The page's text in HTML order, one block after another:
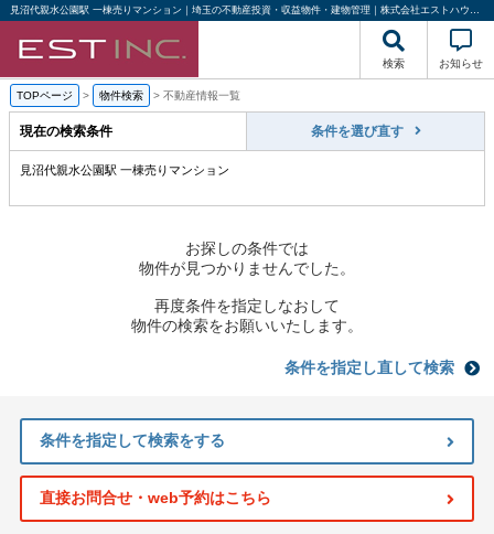
見沼代親水公園駅 一棟売りマンション｜埼玉の不動産投資・収益物件・建物管理｜株式会社エストハウジング
検索 お知らせ
TOPページ > 物件検索 > 不動産情報一覧
現在の検索条件 条件を選び直す
見沼代親水公園駅 一棟売りマンション
お探しの条件では
物件が見つかりませんでした。
再度条件を指定しなおして
物件の検索をお願いいたします。
条件を指定し直して検索
条件を指定して検索をする
直接お問合せ・web予約はこちら